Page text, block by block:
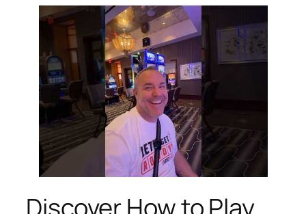
Discover How to Play